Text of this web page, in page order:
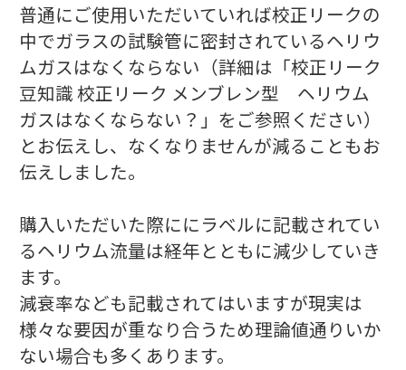
普通にご使用いただいていれば校正リークの
中でガラスの試験管に密封されているヘリウ
ムガスはなくならない（詳細は「校正リーク
豆知識 校正リーク メンブレン型 ヘリウム
ガスはなくならない？」をご参照ください）
とお伝えし、なくなりませんが減ることもお
伝えしました。
購入いただいた際ににラベルに記載されてい
るヘリウム流量は経年とともに減少していき
ます。
減衰率なども記載されてはいますが現実は
様々な要因が重なり合うため理論値通りいか
ない場合も多くあります。